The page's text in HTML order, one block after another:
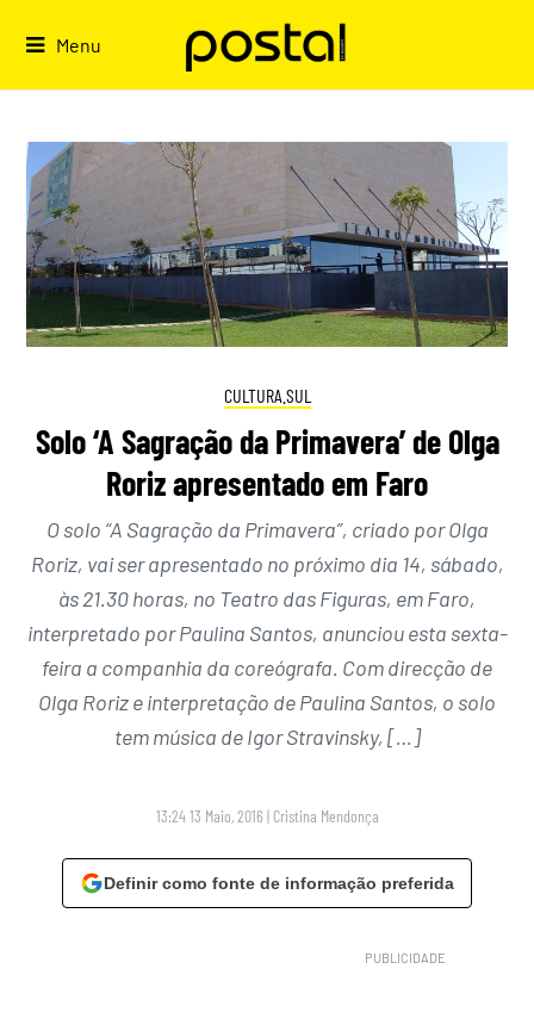
Menu
CULTURA.SUL
Solo ‘A Sagração da Primavera’ de Olga
Roriz apresentado em Faro
O solo “A Sagração da Primavera”, criado por Olga
Roriz, vai ser apresentado no próximo dia 14, sábado,
às 21.30 horas, no Teatro das Figuras, em Faro,
interpretado por Paulina Santos, anunciou esta sexta-
feira a companhia da coreógrafa. Com direcção de
Olga Roriz e interpretação de Paulina Santos, o solo
tem música de Igor Stravinsky, […]
13:24 13 Maio, 2016 | Cristina Mendonça
Definir como fonte de informação preferida